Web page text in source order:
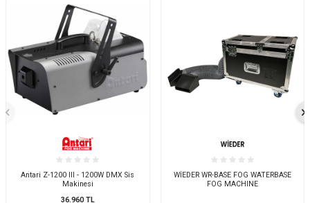
Antari Z-1200 III - 1200W DMX Sis
Makinesi
36.960TL
WİEDER WR-BASE FOG WATERBASE
FOG MACHINE